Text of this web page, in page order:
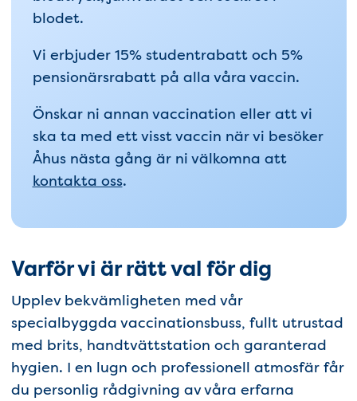
blodet.
Vi erbjuder 15% studentrabatt och 5%
pensionärsrabatt på alla våra vaccin.
Önskar ni annan vaccination eller att vi
ska ta med ett visst vaccin när vi besöker
Åhus nästa gång är ni välkomna att
kontakta oss.
Varför vi är rätt val för dig
Upplev bekvämligheten med vår
specialbyggda vaccinationsbuss, fullt utrustad
med brits, handtvättstation och garanterad
hygien. I en lugn och professionell atmosfär får
du personlig rådgivning av våra erfarna